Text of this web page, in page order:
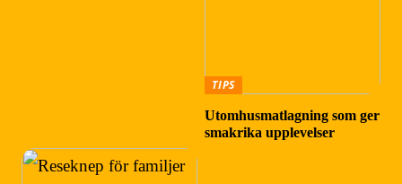
TIPS
Utomhusmatlagning som ger
smakrika upplevelser